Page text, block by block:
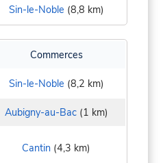
Sin-le-Noble (8,8 km)
Commerces
Sin-le-Noble (8,2 km)
Aubigny-au-Bac(1 km)
Cantin (4,3 km)